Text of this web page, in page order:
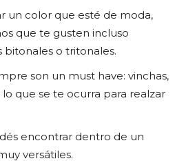
un color que esté de moda,
que te gusten incluso
bitonales o tritonales.
son un must have: vinchas,
que se te ocurra para realzar
encontrar dentro de un
versátiles.